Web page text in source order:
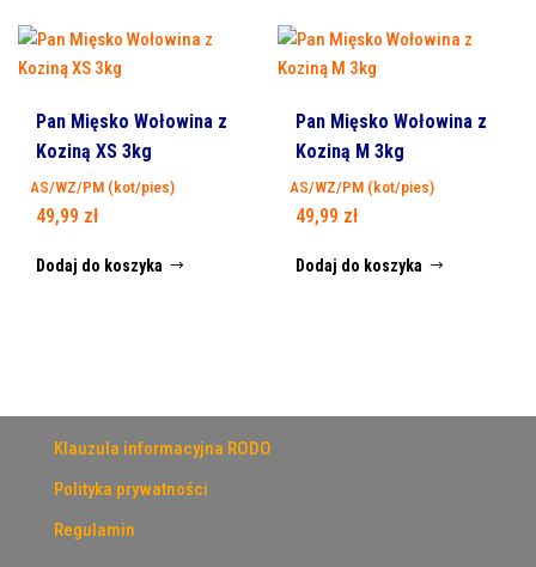
Pan Mięsko Wołowina z
Koziną XS 3kg
AS/WZ/PM (kot/pies)
49,99 zł
Dodaj do koszyka
Pan Mięsko Wołowina z
Koziną M 3kg
AS/WZ/PM (kot/pies)
49,99 zł
Dodaj do koszyka
Klauzula informacyjna RODO
Polityka prywatności
Regulamin